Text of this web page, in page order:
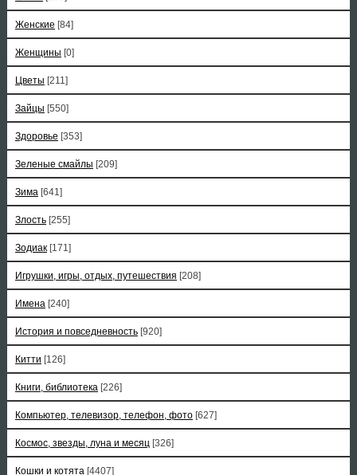
Женские [84]
Женщины [0]
Цветы [211]
Зайцы [550]
Здоровье [353]
Зеленые смайлы [209]
Зима [641]
Злость [255]
Зодиак [171]
Игрушки, игры, отдых, путешествия [208]
Имена [240]
История и повседневность [920]
Китти [126]
Книги, библиотека [226]
Компьютер, телевизор, телефон, фото [627]
Космос, звезды, луна и месяц [326]
Кошки и котята [4407]